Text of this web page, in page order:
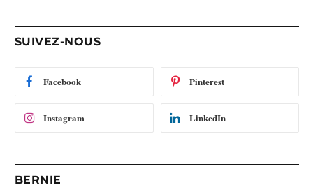
m
SUIVEZ-NOUS
Facebook Pinterest
Instagram LinkedIn
BERNIE